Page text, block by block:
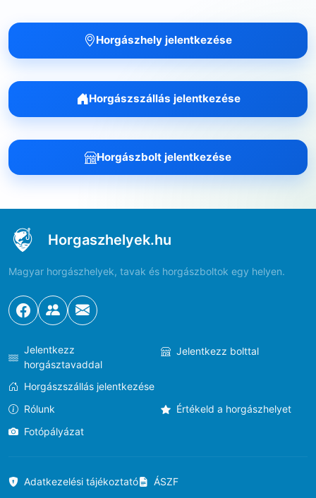
Horgászhely jelentkezése
Horgászszállás jelentkezése
Horgászbolt jelentkezése
Horgaszhelyek.hu
Magyar horgászhelyek, tavak és horgászboltok egy helyen.
Jelentkezz
horgásztavaddal
Jelentkezz bolttal
Horgászszállás jelentkezése
Rólunk
Értékeld a horgászhelyet
Fotópályázat
Adatkezelési tájékoztató ÁSZF